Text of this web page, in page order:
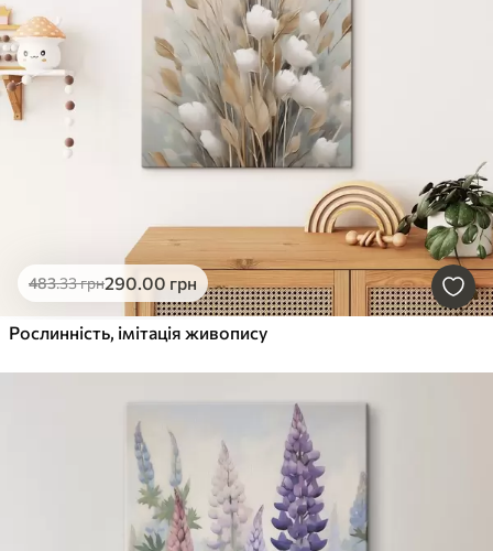
483.33грн290.00 грн
Рослинність, імітація живопису